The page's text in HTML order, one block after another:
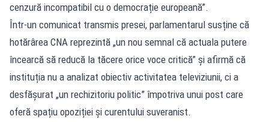
cenzură incompatibil cu o democrație europeană”.
Într-un comunicat transmis presei, parlamentarul susține că
hotărârea CNA reprezintă „un nou semnal că actuala putere
încearcă să reducă la tăcere orice voce critică” și afirmă că
instituția nu a analizat obiectiv activitatea televiziunii, ci a
desfășurat „un rechizitoriu politic” împotriva unui post care
oferă spațiu opoziției și curentului suveranist.